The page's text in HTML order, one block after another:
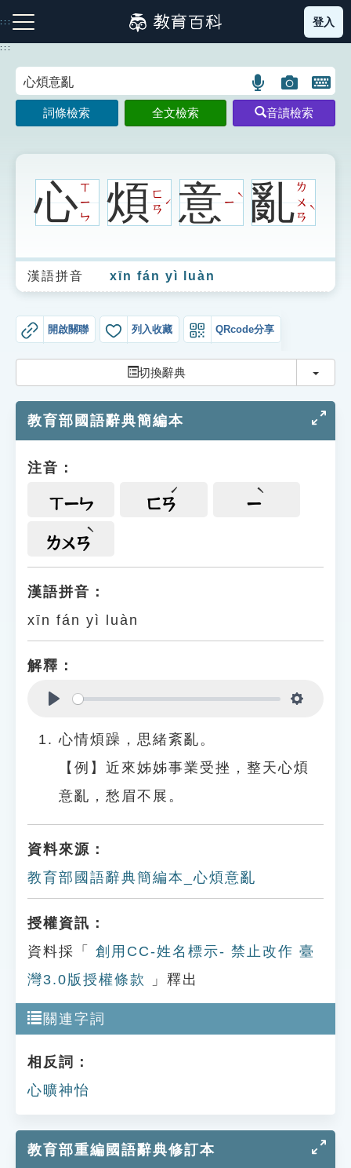
到
主
:::
注音索引圖示 筆畫索引圖示 部首索引表圖示
生字詞彙表
成語故事
索引選單
單字索引
遊戲專區
教學應用
貓頭鷹博士
登入
:::
語
言
搜
示
圖
片
搜
示
開
鍵
圖
詞條檢索 全文檢索 音讀檢索
心ㄒ
ㄧ
ㄣ
煩ㄈ
ㄢ
ˊ 意ㄧ
ˋ 亂ㄌ
ㄨ
ㄢ
ˋ
漢語拼音 xīn fán yì luàn
開啟關聯 列入收藏 QRcode分享
切換辭典 切換
教育部國語辭典簡編本
注音：
ㄒㄧㄣ ㄈㄢ ㄧ
ㄌㄨㄢ
漢語拼音：
xīn fán yì luàn
解釋：
心情煩躁，思緒紊亂。
【例】近來姊姊事業受挫，整天心煩
意亂，愁眉不展。
資料來源：
教育部國語辭典簡編本_心煩意亂
授權資訊：
資料採「
創用CC-姓名標示- 禁止改作 臺
灣3.0版授權條款
」釋出
關連字詞
相反詞：
心曠神怡
教育部重編國語辭典修訂本